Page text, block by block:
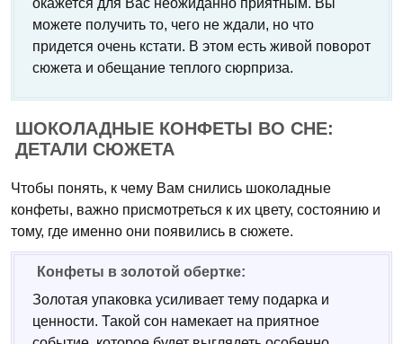
окажется для Вас неожиданно приятным. Вы
можете получить то, чего не ждали, но что
придется очень кстати. В этом есть живой поворот
сюжета и обещание теплого сюрприза.
ШОКОЛАДНЫЕ КОНФЕТЫ ВО СНЕ:
ДЕТАЛИ СЮЖЕТА
Чтобы понять, к чему Вам снились шоколадные
конфеты, важно присмотреться к их цвету, состоянию и
тому, где именно они появились в сюжете.
Конфеты в золотой обертке:
Золотая упаковка усиливает тему подарка и
ценности. Такой сон намекает на приятное